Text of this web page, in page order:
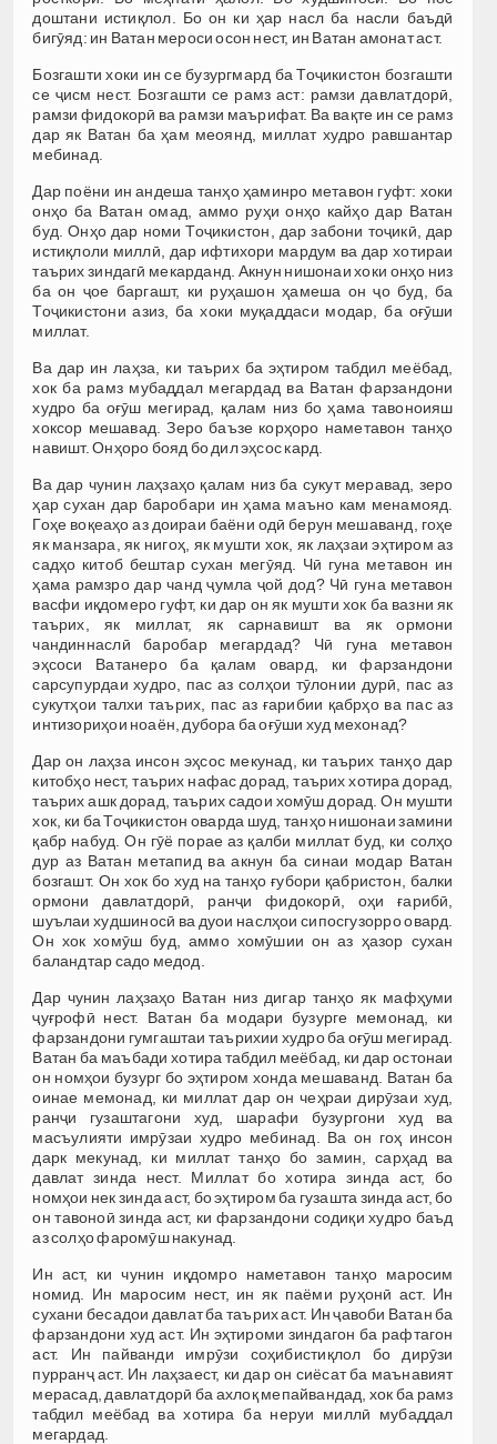
доштани истиқлол. Бо он ки ҳар насл ба насли баъдӣ
бигӯяд: ин Ватан мероси осон нест, ин Ватан амонат аст.
Бозгашти хоки ин се бузургмард ба Тоҷикистон бозгашти
се ҷисм нест. Бозгашти се рамз аст: рамзи давлатдорӣ,
рамзи фидокорӣ ва рамзи маърифат. Ва вақте ин се рамз
дар як Ватан ба ҳам меоянд, миллат худро равшантар
мебинад.
Дар поёни ин андеша танҳо ҳаминро метавон гуфт: хоки
онҳо ба Ватан омад, аммо руҳи онҳо кайҳо дар Ватан
буд. Онҳо дар номи Тоҷикистон, дар забони тоҷикӣ, дар
истиқлоли миллӣ, дар ифтихори мардум ва дар хотираи
таърих зиндагӣ мекарданд. Акнун нишонаи хоки онҳо низ
ба он ҷое баргашт, ки руҳашон ҳамеша он ҷо буд, ба
Тоҷикистони азиз, ба хоки муқаддаси модар, ба оғӯши
миллат.
Ва дар ин лаҳза, ки таърих ба эҳтиром табдил меёбад,
хок ба рамз мубаддал мегардад ва Ватан фарзандони
худро ба оғӯш мегирад, қалам низ бо ҳама тавоноияш
хоксор мешавад. Зеро баъзе корҳоро наметавон танҳо
навишт. Онҳоро бояд бо дил эҳсос кард.
Ва дар чунин лаҳзаҳо қалам низ ба сукут меравад, зеро
ҳар сухан дар баробари ин ҳама маъно кам менамояд.
Гоҳе воқеаҳо аз доираи баёни одӣ берун мешаванд, гоҳе
як манзара, як нигоҳ, як мушти хок, як лаҳзаи эҳтиром аз
садҳо китоб бештар сухан мегӯяд. Чӣ гуна метавон ин
ҳама рамзро дар чанд ҷумла ҷой дод? Чӣ гуна метавон
васфи иқдомеро гуфт, ки дар он як мушти хок ба вазни як
таърих, як миллат, як сарнавишт ва як ормони
чандиннаслӣ баробар мегардад? Чӣ гуна метавон
эҳсоси Ватанеро ба қалам овард, ки фарзандони
сарсупурдаи худро, пас аз солҳои тӯлонии дурӣ, пас аз
сукутҳои талхи таърих, пас аз ғарибии қабрҳо ва пас аз
интизориҳои ноаён, дубора ба оғӯши худ мехонад?
Дар он лаҳза инсон эҳсос мекунад, ки таърих танҳо дар
китобҳо нест, таърих нафас дорад, таърих хотира дорад,
таърих ашк дорад, таърих садои хомӯш дорад. Он мушти
хок, ки ба Тоҷикистон оварда шуд, танҳо нишонаи замини
қабр набуд. Он гӯё порае аз қалби миллат буд, ки солҳо
дур аз Ватан метапид ва акнун ба синаи модар Ватан
бозгашт. Он хок бо худ на танҳо ғубори қабристон, балки
ормони давлатдорӣ, ранҷи фидокорӣ, оҳи ғарибӣ,
шуълаи худшиносӣ ва дуои наслҳои сипосгузорро овард.
Он хок хомӯш буд, аммо хомӯшии он аз ҳазор сухан
баландтар садо медод.
Дар чунин лаҳзаҳо Ватан низ дигар танҳо як мафҳуми
ҷуғрофӣ нест. Ватан ба модари бузурге мемонад, ки
фарзандони гумгаштаи таърихии худро ба оғӯш мегирад.
Ватан ба маъбади хотира табдил меёбад, ки дар остонаи
он номҳои бузург бо эҳтиром хонда мешаванд. Ватан ба
оинае мемонад, ки миллат дар он чеҳраи дирӯзаи худ,
ранҷи гузаштагони худ, шарафи бузургони худ ва
масъулияти имрӯзаи худро мебинад. Ва он гоҳ инсон
дарк мекунад, ки миллат танҳо бо замин, сарҳад ва
давлат зинда нест. Миллат бо хотира зинда аст, бо
номҳои нек зинда аст, бо эҳтиром ба гузашта зинда аст, бо
он тавоноӣ зинда аст, ки фарзандони содиқи худро баъд
аз солҳо фаромӯш накунад.
Ин аст, ки чунин иқдомро наметавон танҳо маросим
номид. Ин маросим нест, ин як паёми руҳонӣ аст. Ин
сухани бесадои давлат ба таърих аст. Ин ҷавоби Ватан ба
фарзандони худ аст. Ин эҳтироми зиндагон ба рафтагон
аст. Ин пайванди имрӯзи соҳибистиқлол бо дирӯзи
пурранҷ аст. Ин лаҳзаест, ки дар он сиёсат ба маънавият
мерасад, давлатдорӣ ба ахлоқ мепайвандад, хок ба рамз
табдил меёбад ва хотира ба неруи миллӣ мубаддал
мегардад.